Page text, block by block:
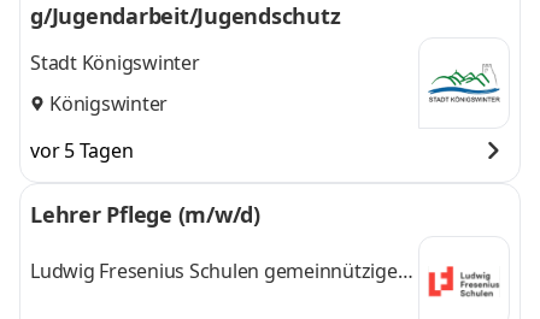
g/Jugendarbeit/Jugendschutz
Stadt Königswinter
Königswinter
vor 5 Tagen
Lehrer Pflege (m/w/d)
Ludwig Fresenius Schulen gemeinnützige